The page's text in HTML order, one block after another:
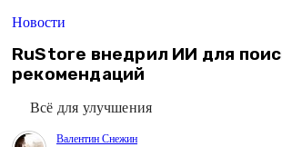
Новости
RuStore внедрил ИИ для
рекомендаций
Всё для улучшения
Валентин Снежин